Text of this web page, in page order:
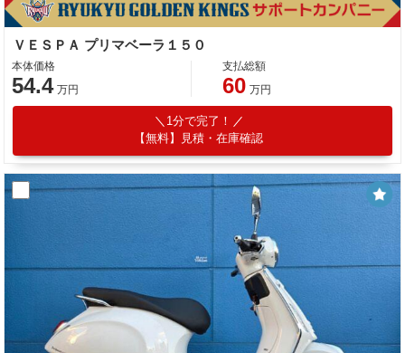
ＶＥＳＰＡ プリマベーラ１５０
本体価格
54.4 万円
支払総額
60 万円
1分で完了！
【無料】見積・在庫確認